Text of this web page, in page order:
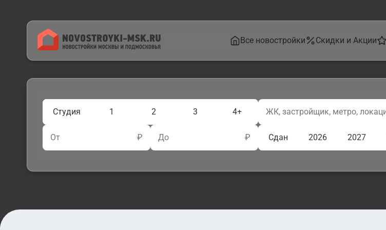
Все новостройки Скидки и Акции
Студия 1 2 3 4+
От ₽ До ₽ Сдан 2026 2027